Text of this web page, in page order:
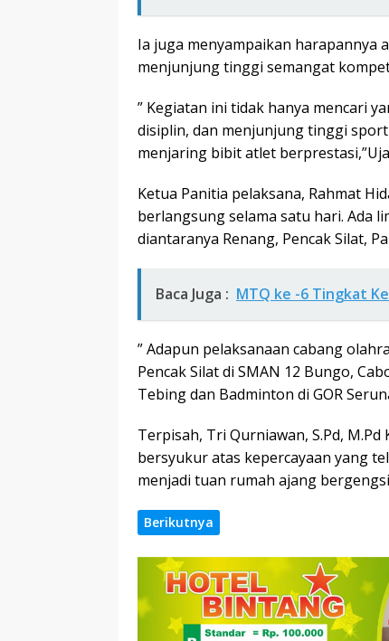
Ia juga menyampaikan harapannya
menjunjung tinggi semangat
” Kegiatan ini tidak hanya mencari
disiplin, dan menjunjung tinggi
menjaring bibit atlet
Ketua Panitia pelaksana, Rahmat
berlangsung selama satu hari. Ada
diantaranya Renang, Pencak Silat,
Baca Juga : MTQ ke -6 Tingkat
” Adapun pelaksanaan cabang
Pencak Silat di SMAN 12 Bungo,
Tebing dan Badminton di GOR
Terpisah, Tri Qurniawan, S.Pd,
bersyukur atas kepercayaan yang
menjadi tuan rumah ajang
Berikutnya